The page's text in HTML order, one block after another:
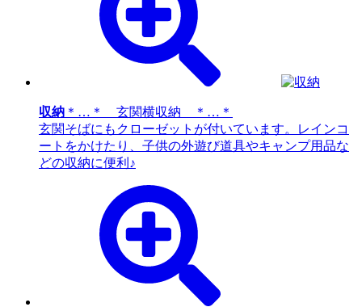
収納 ＊…＊ 玄関横収納 ＊…＊
玄関そばにもクローゼットが付いています。レインコ
ートをかけたり、子供の外遊び道具やキャンプ用品な
どの収納に便利♪